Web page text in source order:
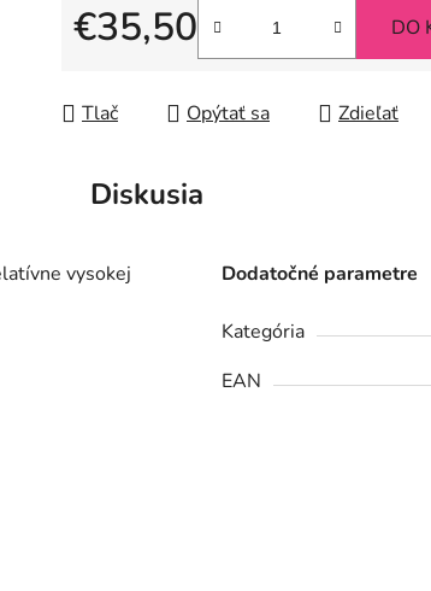
€35,50
Jednotková cena:
DO
Tlač Opýtať sa Zdieľať
Diskusia
vysokej
Dodatočné parametre
Kategória
EAN